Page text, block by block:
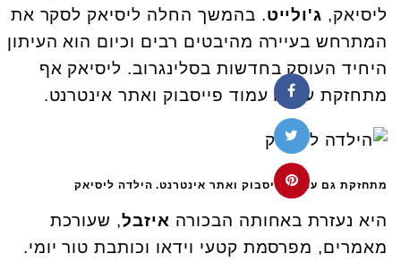
ליסיאק, ג'ולייט. בהמשך החלה ליסיאק לסקר את
המתרחש בעיירה מהיבטים רבים וכיום הוא העיתון
היחיד העוסק בחדשות בסלינגרוב. ליסיאק אף
מתחזקת עבורו עמוד פייסבוק ואתר אינטרנט.
מתחזקת גם עמוד פייסבוק ואתר אינטרנט. הילדה ליסיאק
היא נעזרת באחותה הבכורה איזבל, שעורכת
מאמרים, מפרסמת קטעי וידאו וכותבת טור יומי.